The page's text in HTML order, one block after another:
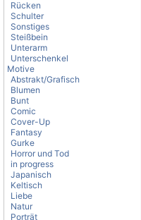
Rücken
Schulter
Sonstiges
Steißbein
Unterarm
Unterschenkel
Motive
Abstrakt/Grafisch
Blumen
Bunt
Comic
Cover-Up
Fantasy
Gurke
Horror und Tod
in progress
Japanisch
Keltisch
Liebe
Natur
Porträt